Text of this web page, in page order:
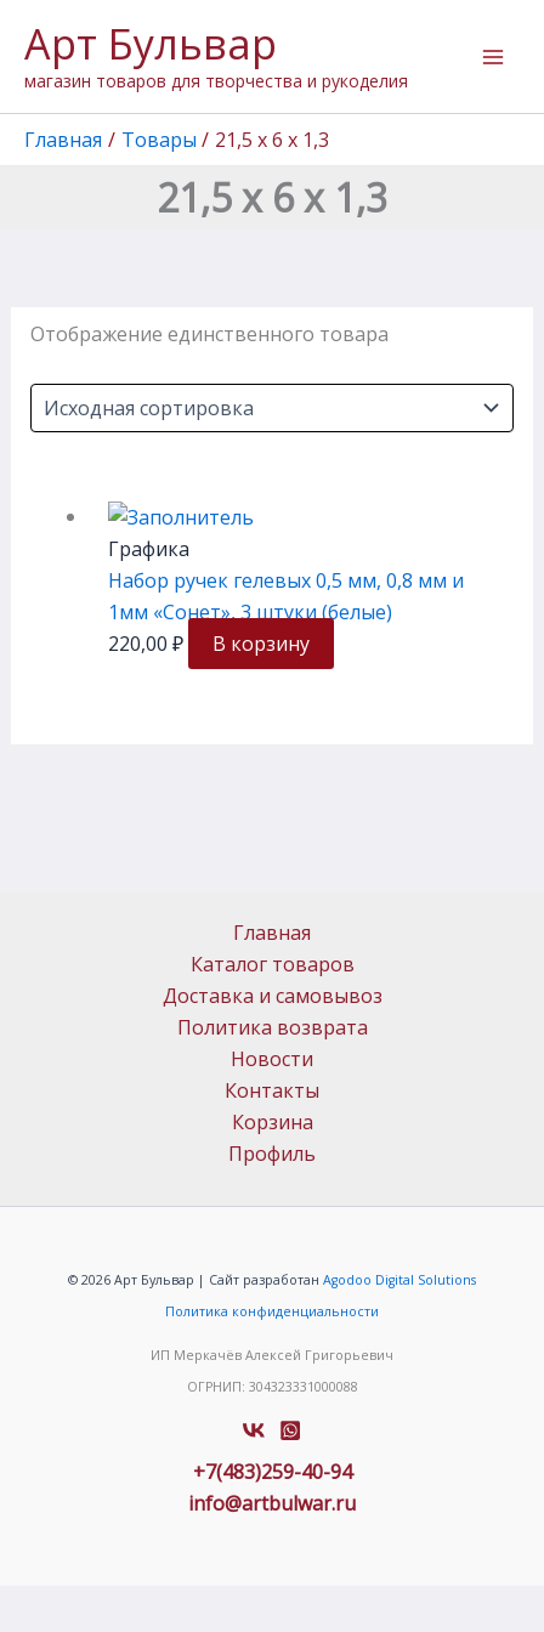
содержимому
Арт Бульвар
магазин товаров для творчества и рукоделия
Главная Товары 21,5 х 6 х 1,3
21,5 х 6 х 1,3
Отображение единственного товара
Графика
Набор ручек гелевых 0,5 мм, 0,8 мм и
1мм «Сонет», 3 штуки (белые)
220,00 ₽ В корзину
Главная
Каталог товаров
Доставка и самовывоз
Политика возврата
Новости
Контакты
Корзина
Профиль
© 2026 Арт Бульвар | Сайт разработан Agodoo Digital Solutions
Политика конфиденциальности
ИП Меркачёв Алексей Григорьевич
ОГРНИП: 304323331000088
+7(483)259-40-94
info@artbulwar.ru